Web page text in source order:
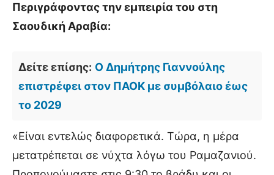
Περιγράφοντας την εμπειρία του στη
Σαουδική Αραβία:
Δείτε επίσης: Ο Δημήτρης Γιαννούλης
επιστρέφει στον ΠΑΟΚ με συμβόλαιο έως
το 2029
«Είναι εντελώς διαφορετικά. Τώρα, η μέρα
μετατρέπεται σε νύχτα λόγω του Ραμαζανιού.